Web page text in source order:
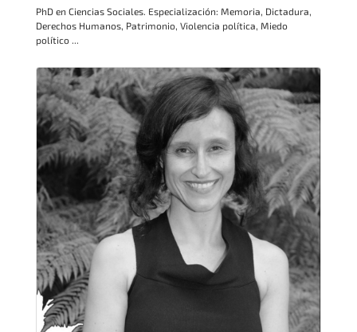
PhD en Ciencias Sociales. Especialización: Memoria, Dictadura,
Derechos Humanos, Patrimonio, Violencia política, Miedo
político ...